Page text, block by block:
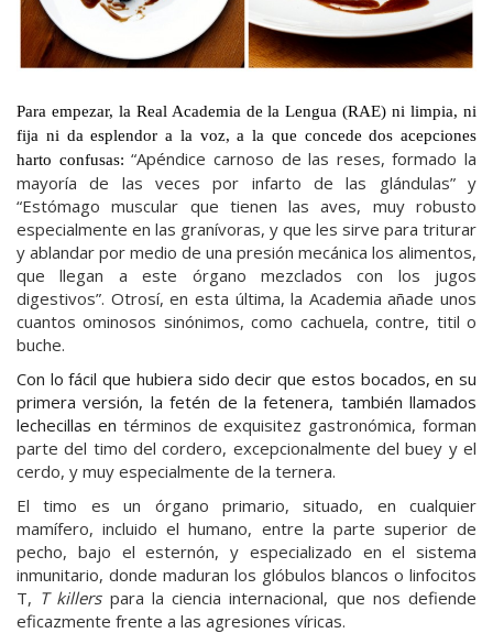
Para empezar, la Real Academia de la Lengua (RAE) ni limpia, ni
fija ni da esplendor a la voz, a la que concede dos acepciones
harto confusas:“Apéndice carnoso de las reses, formado la
mayoría de las veces por infarto de las glándulas” y
“Estómago muscular que tienen las aves, muy robusto
especialmente en las granívoras, y que les sirve para triturar
y ablandar por medio de una presión mecánica los alimentos,
que llegan a este órgano mezclados con los jugos
digestivos”. Otrosí, en esta última, la Academia añade unos
cuantos ominosos sinónimos, como cachuela, contre, titil o
buche.
Con lo fácil que hubiera sido decir que estos bocados, en su
primera versión, la fetén de la fetenera, también llamados
lechecillas en términos de exquisitez gastronómica, forman
parte del timo del cordero, excepcionalmente del buey y el
cerdo, y muy especialmente de la ternera.
El timo es un órgano primario, situado, en cualquier
mamífero, incluido el humano, entre la parte superior de
pecho, bajo el esternón, y especializado en el sistema
inmunitario, donde maduran los glóbulos blancos o linfocitos
T, T killerspara la ciencia internacional, que nos defiende
eficazmente frente a las agresiones víricas.